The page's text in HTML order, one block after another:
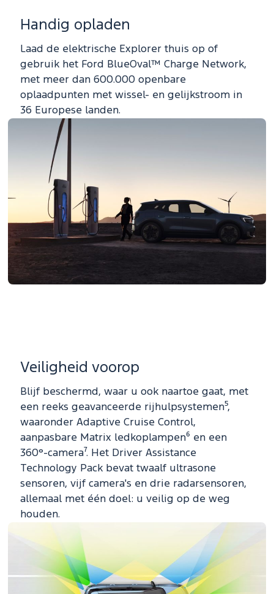
Handig opladen
Laad de elektrische Explorer thuis op of
gebruik het Ford BlueOval™ Charge Network,
met meer dan 600.000 openbare
oplaadpunten met wissel- en gelijkstroom in
36 Europese landen.
Veiligheid voorop
Blijf beschermd, waar u ook naartoe gaat, met
een reeks geavanceerde rijhulpsystemen⁵,
waaronder Adaptive Cruise Control,
aanpasbare Matrix ledkoplampen⁶ en een
360°-camera⁷. Het Driver Assistance
Technology Pack bevat twaalf ultrasone
sensoren, vijf camera's en drie radarsensoren,
allemaal met één doel: u veilig op de weg
houden.